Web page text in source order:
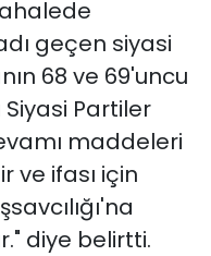
geçen siyasi
68 ve 69'uncu
Siyasi Partiler
maddeleri
ve ifası için
diye belirtti.